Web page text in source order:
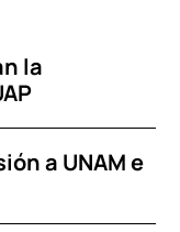
la
a UNAM e